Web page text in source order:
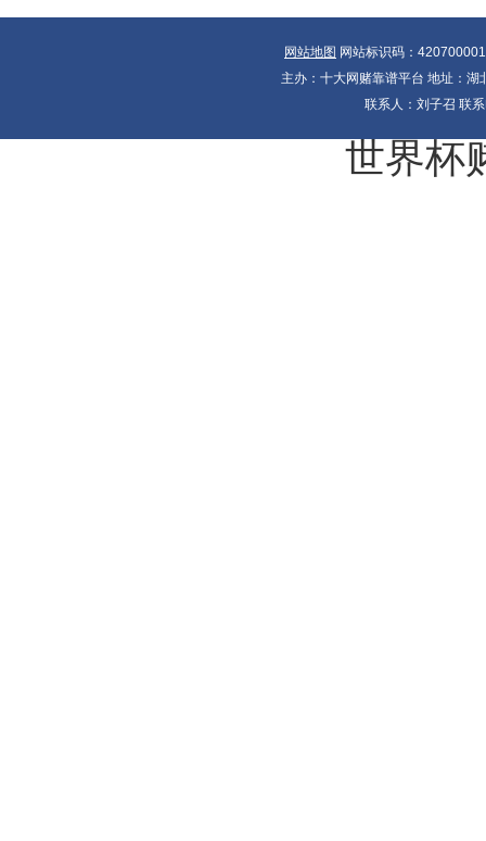
网站地图 网站标识码：
主办：十大网赌靠谱平台 地址：
联系人：刘子召 联
世界杯